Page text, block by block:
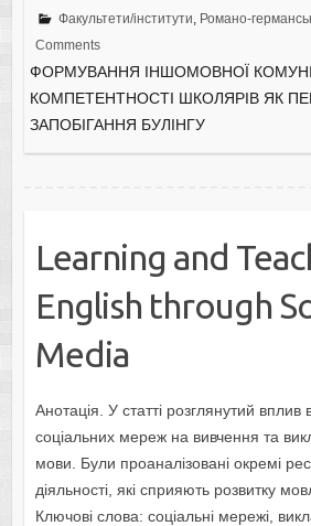
Факультети/інститути, Романо-
Comments
ФОРМУВАННЯ ІНШОМОВНОЇ
КОМПЕТЕНТНОСТІ ШКОЛЯРІВ ЯК
ЗАПОБІГАННЯ БУЛІНГУ
Learning and
English through
Media
Анотація. У статті розглянутий вплив
соціальних мереж на вивчення та
мови. Були проаналізовані окремі
діяльності, які сприяють розвитку
Ключові слова: соціальні мережі,